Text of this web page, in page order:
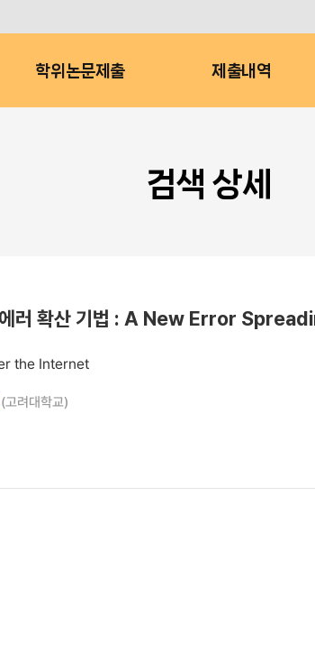
학위논문제출 제출내역
검색 상세
운 에러 확산 기법 : A New Error
the Internet
(고려대학교)